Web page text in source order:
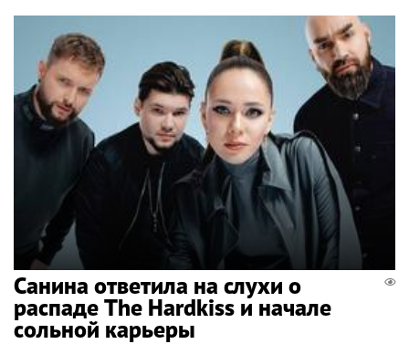
Санина ответила на слухи о
распаде The Hardkiss и начале
сольной карьеры